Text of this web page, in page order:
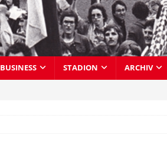
BUSINESS STADION ARCHIV